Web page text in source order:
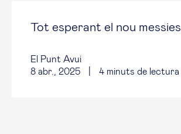
Tot esperant el nou messies
El Punt Avui
8 abr., 2025
4 minuts de lectura